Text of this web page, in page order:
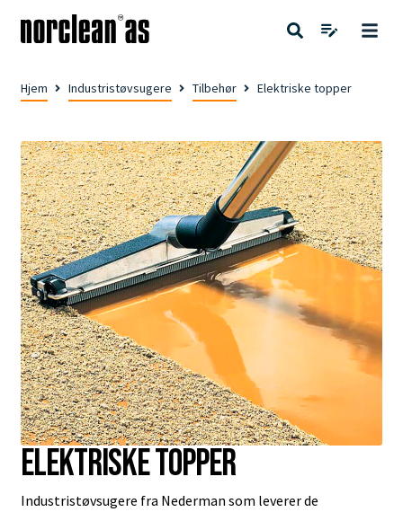
Hjem Industristøvsugere Tilbehør Elektriske topper
Elektriske topper
Industristøvsugere fra Nederman som leverer de